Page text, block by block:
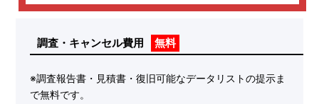
調査・キャンセル費用 無料
※調査報告書・見積書・復旧可能なデータリストの提示ま
で無料です。